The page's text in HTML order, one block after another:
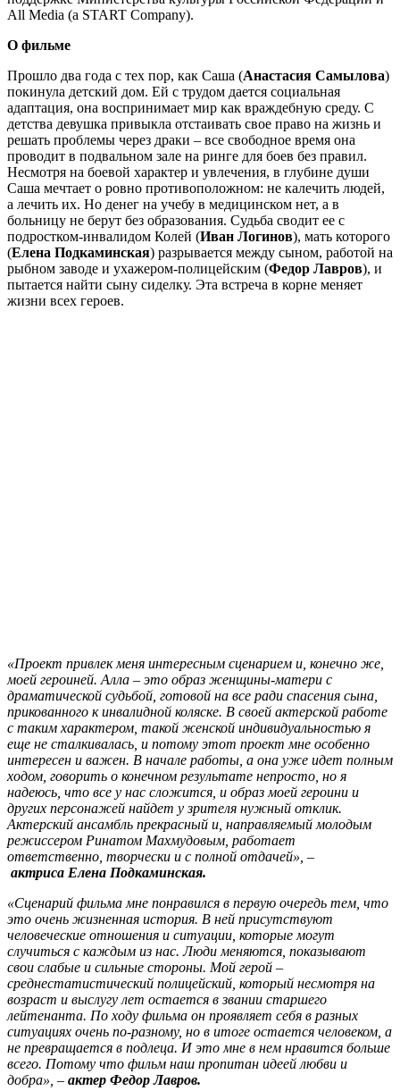
All Media (a START Company).
О фильме
Прошло два года с тех пор, как Саша (Анастасия Самылова)
покинула детский дом. Ей с трудом дается социальная
адаптация, она воспринимает мир как враждебную среду. С
детства девушка привыкла отстаивать свое право на жизнь и
решать проблемы через драки – все свободное время она
проводит в подвальном зале на ринге для боев без правил.
Несмотря на боевой характер и увлечения, в глубине души
Саша мечтает о ровно противоположном: не калечить людей,
а лечить их. Но денег на учебу в медицинском нет, а в
больницу не берут без образования. Судьба сводит ее с
подростком-инвалидом Колей (Иван Логинов), мать которого
(Елена Подкаминская) разрывается между сыном, работой на
рыбном заводе и ухажером-полицейским (Федор Лавров), и
пытается найти сыну сиделку. Эта встреча в корне меняет
жизни всех героев.
«Проект привлек меня интересным сценарием и, конечно же,
моей героиней. Алла – это образ женщины-матери с
драматической судьбой, готовой на все ради спасения сына,
прикованного к инвалидной коляске. В своей актерской работе
с таким характером, такой женской индивидуальностью я
еще не сталкивалась, и потому этот проект мне особенно
интересен и важен. В начале работы, а она уже идет полным
ходом, говорить о конечном результате непросто, но я
надеюсь, что все у нас сложится, и образ моей героини и
других персонажей найдет у зрителя нужный отклик.
Актерский ансамбль прекрасный и, направляемый молодым
режиссером Ринатом Махмудовым, работает
ответственно, творчески и с полной отдачей», –
актриса Елена Подкаминская.
«Сценарий фильма мне понравился в первую очередь тем, что
это очень жизненная история. В ней присутствуют
человеческие отношения и ситуации, которые могут
случиться с каждым из нас. Люди меняются, показывают
свои слабые и сильные стороны. Мой герой –
среднестатистический полицейский, который несмотря на
возраст и выслугу лет остается в звании старшего
лейтенанта. По ходу фильма он проявляет себя в разных
ситуациях очень по-разному, но в итоге остается человеком, а
не превращается в подлеца. И это мне в нем нравится больше
всего. Потому что фильм наш пропитан идеей любви и
добра», – актер Федор Лавров.